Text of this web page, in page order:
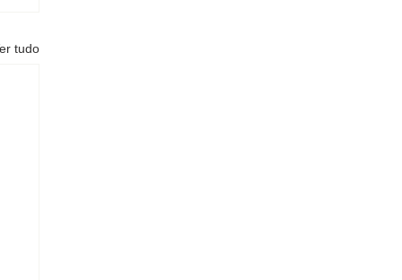
tudo